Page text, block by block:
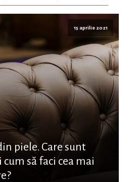
15 aprilie 2021
piele. Care sunt
să faci cea mai